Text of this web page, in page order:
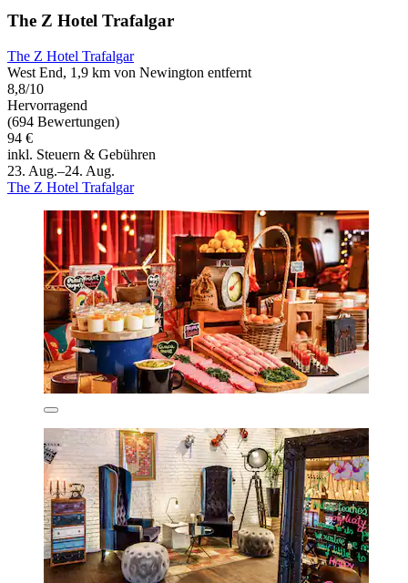
The Z Hotel Trafalgar
The Z Hotel Trafalgar
West End, 1,9 km von Newington entfernt
8,8/10
Hervorragend
(694 Bewertungen)
94 €
inkl. Steuern & Gebühren
23. Aug.–24. Aug.
The Z Hotel Trafalgar